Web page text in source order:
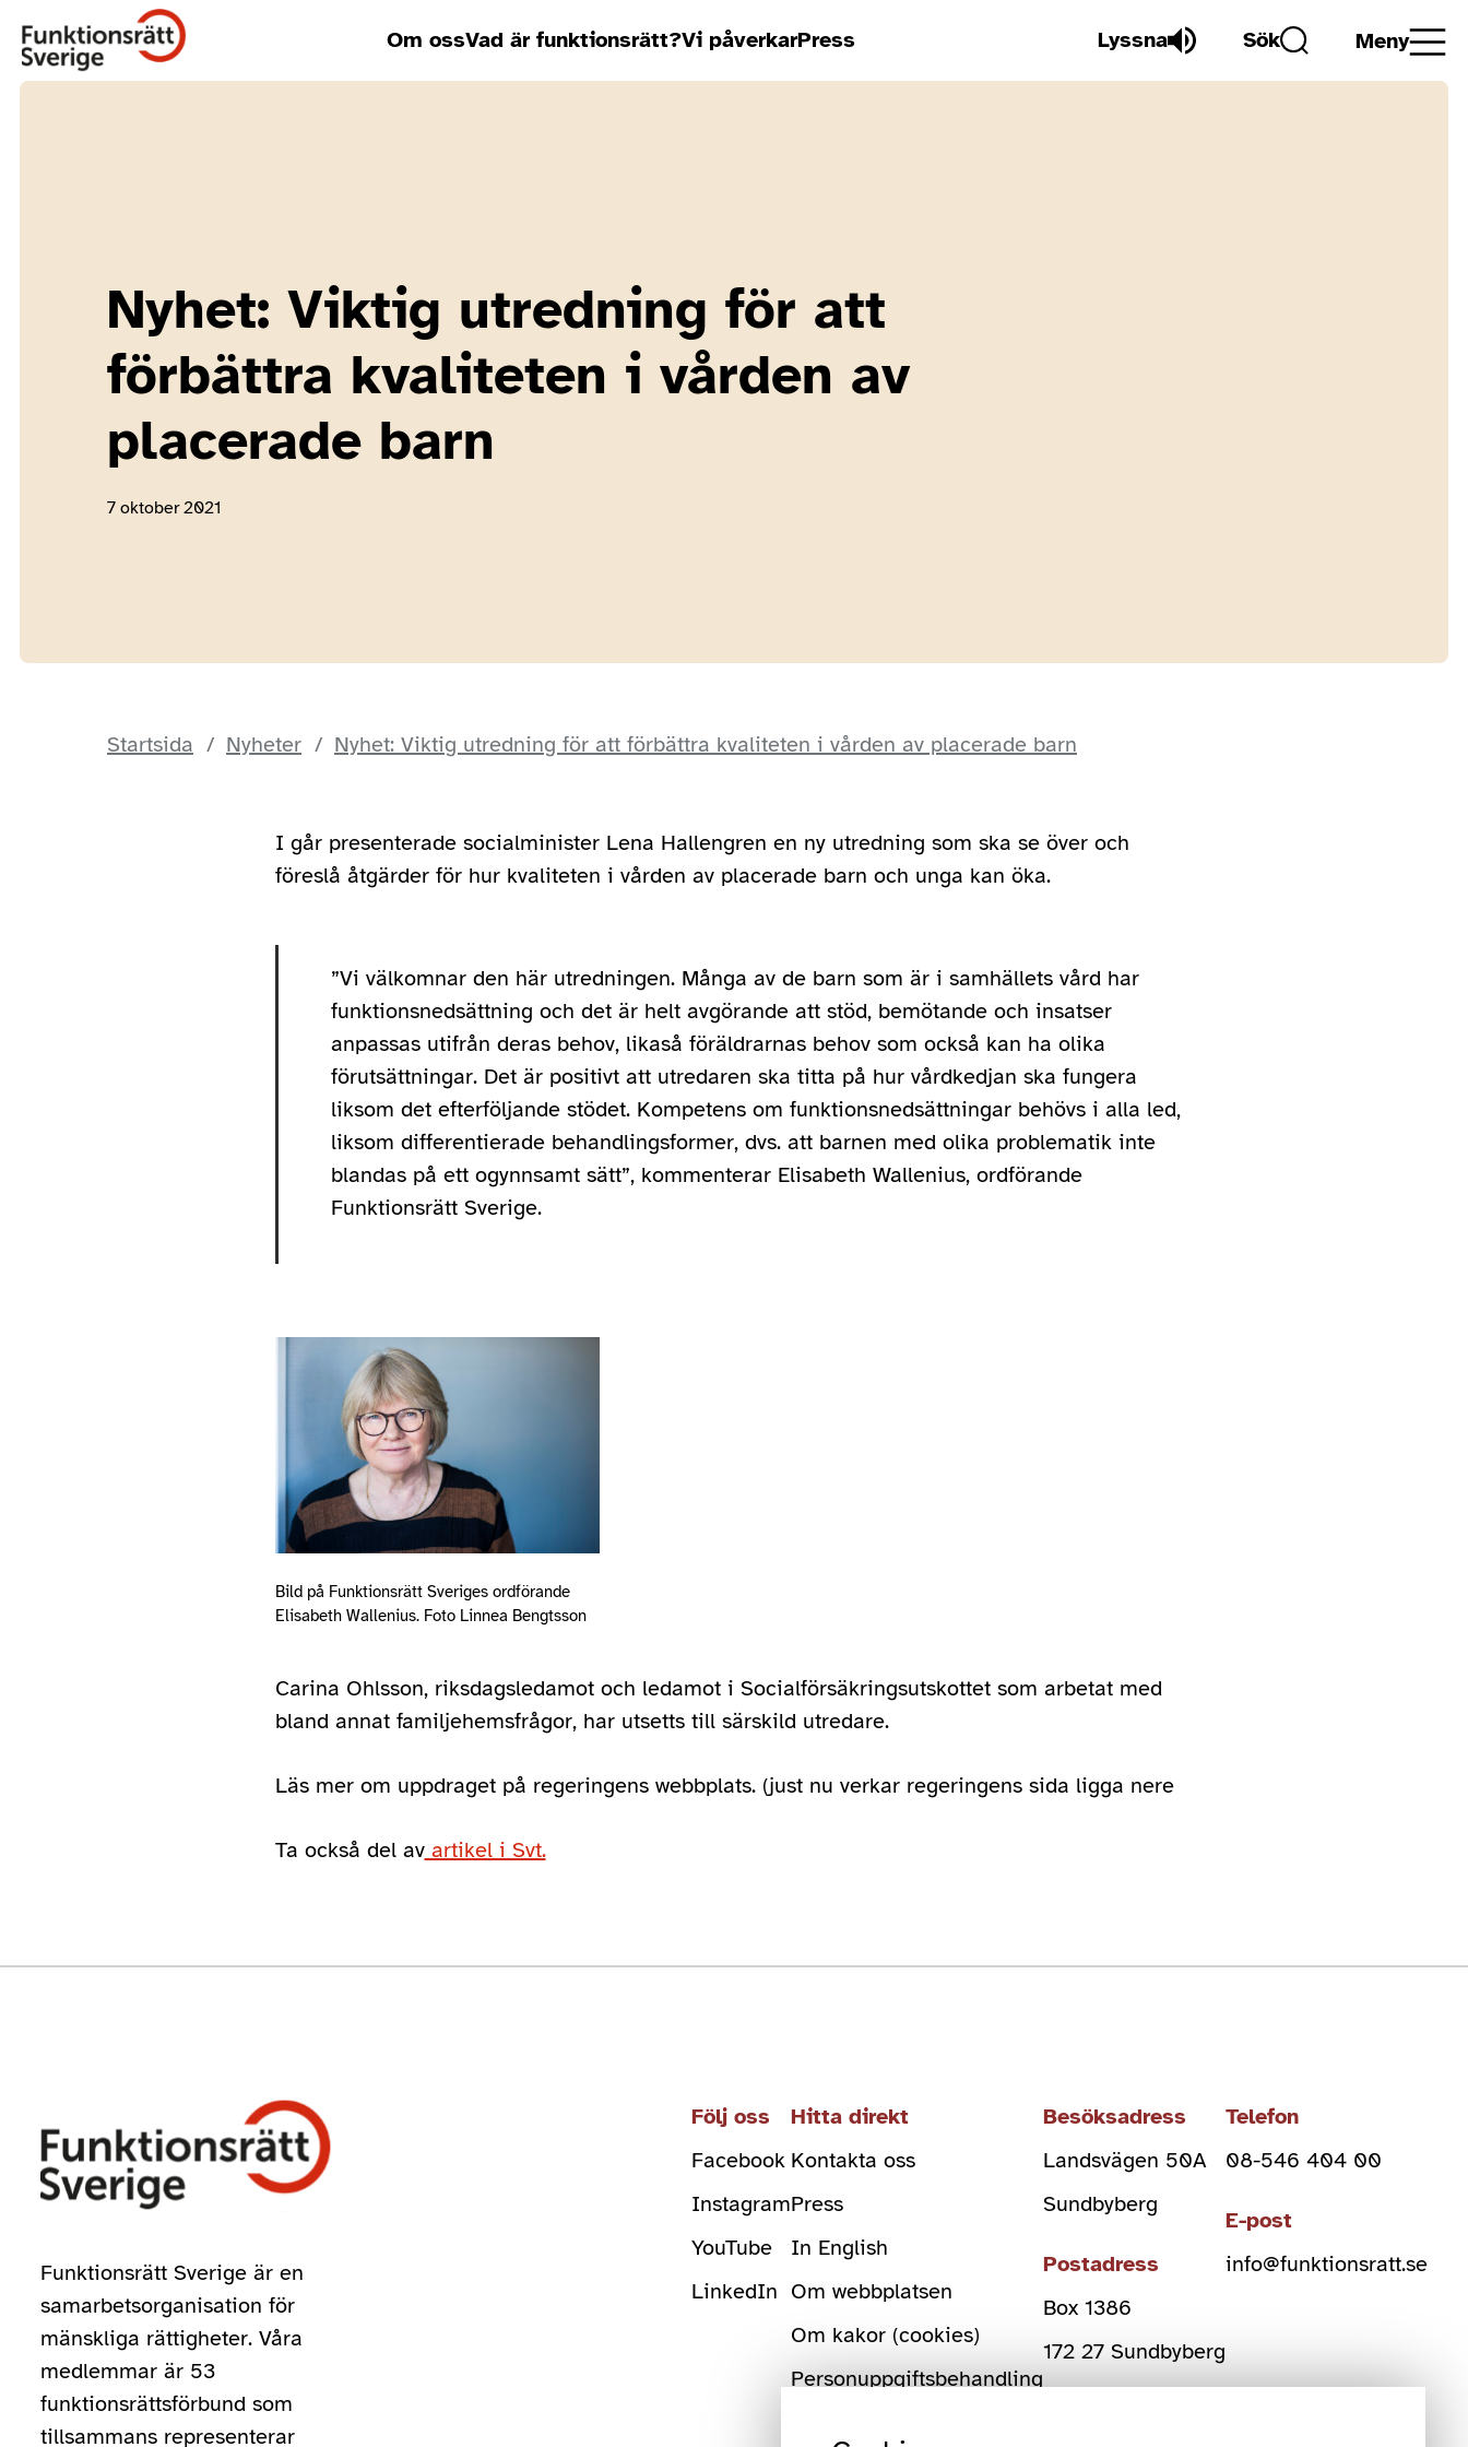
Om ossVad är funktionsrätt?Vi påverkarPress Lyssna Sök Meny
Nyhet: Viktig utredning för att
förbättra kvaliteten i vården av
placerade barn
7 oktober 2021
Startsida Nyheter Nyhet: Viktig utredning för att förbättra kvaliteten i vården av placerade barn
I går presenterade socialminister Lena Hallengren en ny utredning som ska se över och
föreslå åtgärder för hur kvaliteten i vården av placerade barn och unga kan öka.
”Vi välkomnar den här utredningen. Många av de barn som är i samhällets vård har
funktionsnedsättning och det är helt avgörande att stöd, bemötande och insatser
anpassas utifrån deras behov, likaså föräldrarnas behov som också kan ha olika
förutsättningar. Det är positivt att utredaren ska titta på hur vårdkedjan ska fungera
liksom det efterföljande stödet. Kompetens om funktionsnedsättningar behövs i alla led,
liksom differentierade behandlingsformer, dvs. att barnen med olika problematik inte
blandas på ett ogynnsamt sätt”, kommenterar Elisabeth Wallenius, ordförande
Funktionsrätt Sverige.
Bild på Funktionsrätt Sveriges ordförande
Elisabeth Wallenius. Foto Linnea Bengtsson
Carina Ohlsson, riksdagsledamot och ledamot i Socialförsäkringsutskottet som arbetat med
bland annat familjehemsfrågor, har utsetts till särskild utredare.
Läs mer om uppdraget på regeringens webbplats. (just nu verkar regeringens sida ligga nere
Ta också del avartikel i Svt.
Funktionsrätt Sverige är en
samarbetsorganisation för
mänskliga rättigheter. Våra
medlemmar är 53
funktionsrättsförbund som
tillsammans representerar
Följ oss
Facebook
Instagram
YouTube
LinkedIn
Hitta direkt
Kontakta oss
Press
In English
Om webbplatsen
Om kakor (cookies)
Personuppgiftsbehandling
Besöksadress
Landsvägen 50A
Sundbyberg
Postadress
Box 1386
172 27 Sundbyberg
Telefon
08-546 404 00
E-post
info@funktionsratt.se